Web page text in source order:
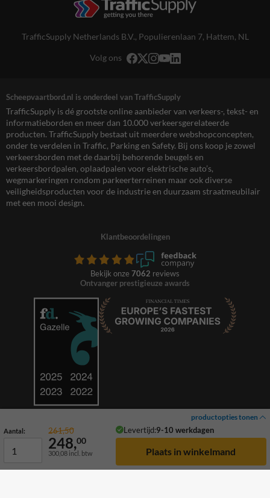
productopties tonen
Aantal: 261,50 Levertijd:9-10 werkdagen
248,00
300,08 incl. btw
TrafficSupply Netherlands B.V., Populierenlaan 7, Hattem, NL
Volg ons
Scheepvaartbord.nl is onderdeel van TrafficSupply
TrafficSupply is dé grootste online aanbieder van verkeers-, tekst- en
informatieborden en meer dan 10.000 verkeersgerelateerde
producten. TrafficSupply bestaat uit meerdere webshopconcepten,
onder te verdelen in Traffic, Parking en Safety. Bij ons koop je zowel
verkeersborden met de daarbij behorende beugels en
verkeersbordpalen, oplaadpalen voor elektrische auto’s,
wegmarkeringen rondom parkeerterreinen maar ook diverse
veiligheidsproducten voor de industrie en duurzaam straatmeubilair
met een mooi design.
Klantbeoordelingen
Bekijk onze 7062 reviews
Ontvanger prestigieuze awards
© 2026 TrafficSupply. Alle rechten voorbehouden.